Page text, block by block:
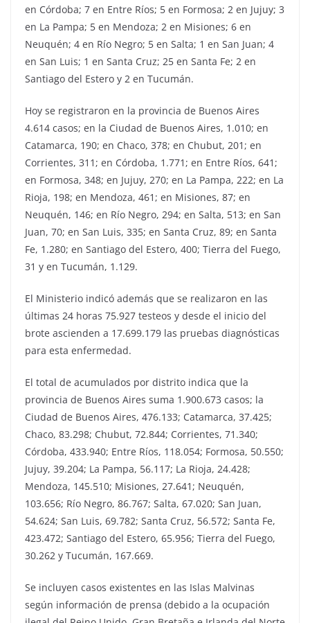
en Córdoba; 7 en Entre Ríos; 5 en Formosa; 2 en Jujuy; 3
en La Pampa; 5 en Mendoza; 2 en Misiones; 6 en
Neuquén; 4 en Río Negro; 5 en Salta; 1 en San Juan; 4
en San Luis; 1 en Santa Cruz; 25 en Santa Fe; 2 en
Santiago del Estero y 2 en Tucumán.
Hoy se registraron en la provincia de Buenos Aires
4.614 casos; en la Ciudad de Buenos Aires, 1.010; en
Catamarca, 190; en Chaco, 378; en Chubut, 201; en
Corrientes, 311; en Córdoba, 1.771; en Entre Ríos, 641;
en Formosa, 348; en Jujuy, 270; en La Pampa, 222; en La
Rioja, 198; en Mendoza, 461; en Misiones, 87; en
Neuquén, 146; en Río Negro, 294; en Salta, 513; en San
Juan, 70; en San Luis, 335; en Santa Cruz, 89; en Santa
Fe, 1.280; en Santiago del Estero, 400; Tierra del Fuego,
31 y en Tucumán, 1.129.
El Ministerio indicó además que se realizaron en las
últimas 24 horas 75.927 testeos y desde el inicio del
brote ascienden a 17.699.179 las pruebas diagnósticas
para esta enfermedad.
El total de acumulados por distrito indica que la
provincia de Buenos Aires suma 1.900.673 casos; la
Ciudad de Buenos Aires, 476.133; Catamarca, 37.425;
Chaco, 83.298; Chubut, 72.844; Corrientes, 71.340;
Córdoba, 433.940; Entre Ríos, 118.054; Formosa, 50.550;
Jujuy, 39.204; La Pampa, 56.117; La Rioja, 24.428;
Mendoza, 145.510; Misiones, 27.641; Neuquén,
103.656; Río Negro, 86.767; Salta, 67.020; San Juan,
54.624; San Luis, 69.782; Santa Cruz, 56.572; Santa Fe,
423.472; Santiago del Estero, 65.956; Tierra del Fuego,
30.262 y Tucumán, 167.669.
Se incluyen casos existentes en las Islas Malvinas
según información de prensa (debido a la ocupación